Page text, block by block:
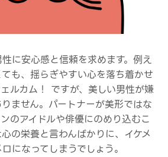
に安心感と信頼を求めます。例え
も、揺らぎやすい心を落ち着かせ
ルカム！ ですが、美しい男性が嫌
ません。パートナーが美形ではな
のアイドルや俳優にのめり込むこ
の栄養と言わんばかりに、イケメ
になってしまうでしょう。